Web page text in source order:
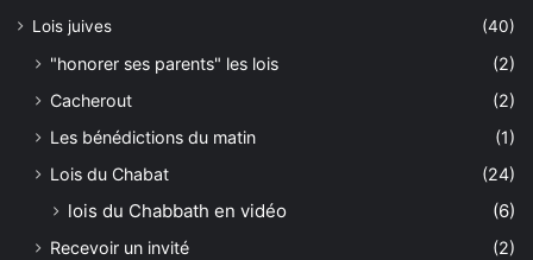
Lois juives (40)
"honorer ses parents" les lois
(2)
Cacherout
(2)
Les bénédictions du matin
(1)
Lois du Chabat
(24)
lois du Chabbath en vidéo (6)
Recevoir un invité (2)